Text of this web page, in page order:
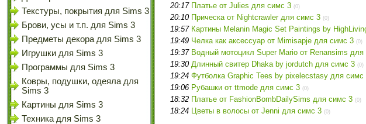
Текстуры, покрытия для Sims 3
Брови, усы и т.п. для Sims 3
Предметы декора для Sims 3
Игрушки для Sims 3
Программы для Sims 3
Ковры, подушки, одеяла для
Sims 3
Картины для Sims 3
Техника для Sims 3
20:17 Платье от Julies для симс 3 (0)
20:10 Прическа от Nightcrawler для симс 3 (0)
19:57 Картины Melanin Magic Set Paintings by
19:49 Челка как аксессуар от Mimisapje для симс 3 (0)
19:37 Водный мотоцикл Super Mario от Renansims
19:30 Длинный свитер Dhaka by jordutch для симс 3 (0)
19:24 Футболка Graphic Tees by pixelecstasy для симс
19:06 Рубашки от ttmode для симс 3 (0)
18:32 Платье от FashionBombDailySims для симс 3 (0)
18:24 Цветы в волосы от Jenni для симс 3 (0)